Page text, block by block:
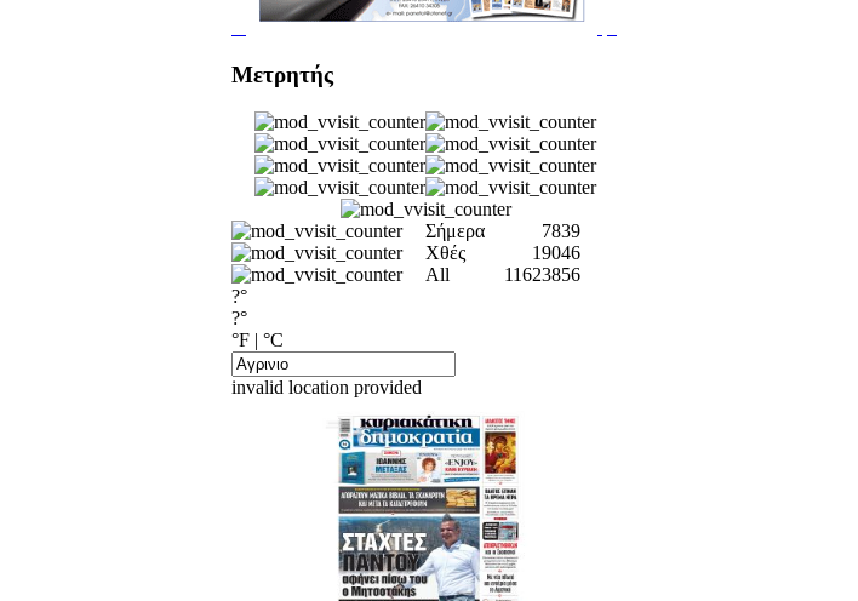
Μετρητής
Σήμερα
7839
Χθές
19046
All
11623856
?°
?°
°F | °C
invalid location provided